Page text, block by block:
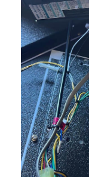
집
제품
비디오
우리 에 관한 것
공장 투어